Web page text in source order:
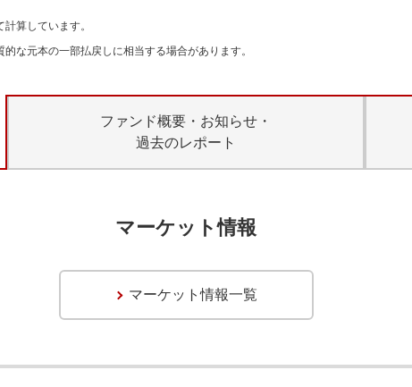
算しています。
な元本の一部払戻しに相当する場合があります。
ファンド概要・お知らせ・
過去のレポート
マーケット情報
マーケット情報一覧